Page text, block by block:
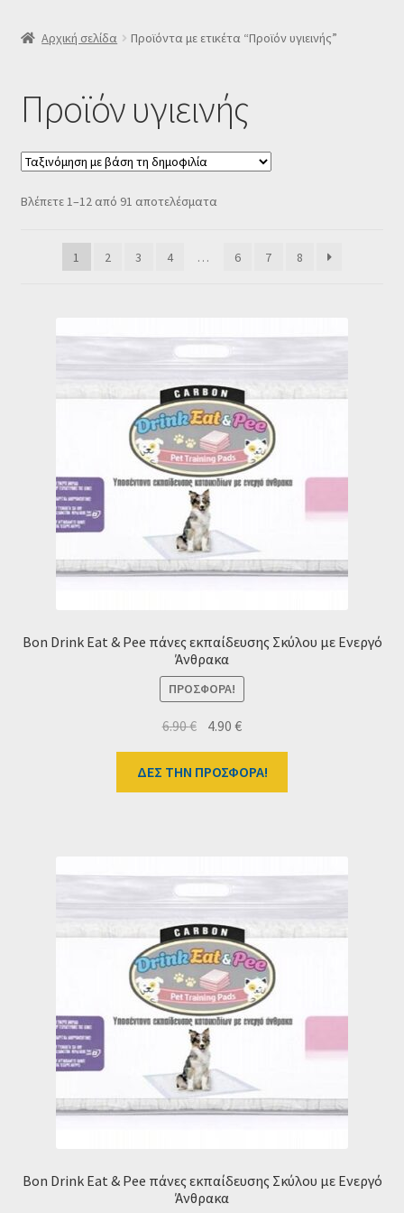
SLIDER
Δελτίο νέων
Καλάθι
Αρχική σελίδα Προϊόντα με ετικέτα “Προϊόν υγιεινής”
Προϊόν υγιεινής
Βλέπετε 1–12 από 91 αποτελέσματαSorted
1
2 3 4 … 6 7 8
Bon Drink Eat & Pee πάνες εκπαίδευσης Σκύλου με Ενεργό
Άνθρακα
ΠΡΟΣΦΟΡΆ!
6.90€ Original
price
was:
6.90 €.
4.90€Η
τρέχουσα
τιμή
είναι:
ΔΕΣ ΤΗΝ ΠΡΟΣΦΟΡΑ!
Bon Drink Eat & Pee πάνες εκπαίδευσης Σκύλου με Ενεργό
Άνθρακα